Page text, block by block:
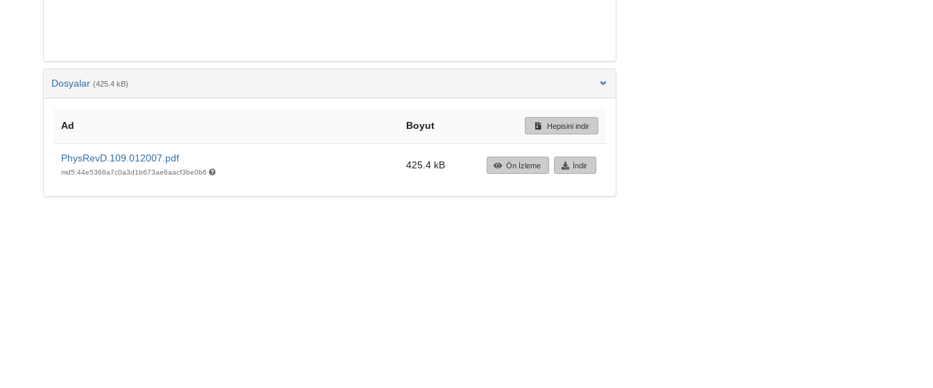
Dosyalar (425.4 kB)
Ad Boyut Hepisini indir
PhysRevD.109.012007.pdf
md5:44e5368a7c0a3d1b673ae6aacf3be0b6
425.4 kB Ön İzleme İndir